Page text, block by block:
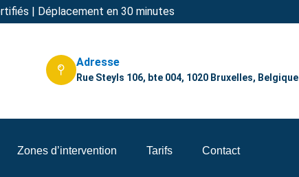
| Déplacement en 30 minutes
Adresse
Rue Steyls 106, bte 004, 1020 Bruxelles, Belgique
Zones d’intervention Tarifs Contact